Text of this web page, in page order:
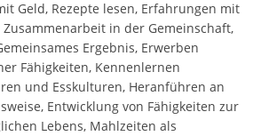
Geld, Rezepte lesen, Erfahrungen mit
in der Gemeinschaft,
Ergebnis, Erwerben
Fähigkeiten, Kennenlernen
und Esskulturen, Heranführen an
Entwicklung von Fähigkeiten zur
Lebens, Mahlzeiten als